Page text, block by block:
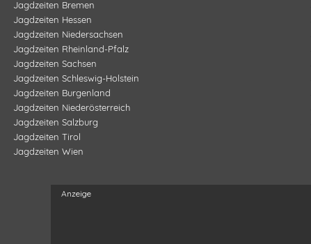
Jagdzeiten Bremen
Jagdzeiten Hessen
Jagdzeiten Niedersachsen
Jagdzeiten Rheinland-Pfalz
Jagdzeiten Sachsen
Jagdzeiten Schleswig-Holstein
Jagdzeiten Burgenland
Jagdzeiten Niederösterreich
Jagdzeiten Salzburg
Jagdzeiten Tirol
Jagdzeiten Wien